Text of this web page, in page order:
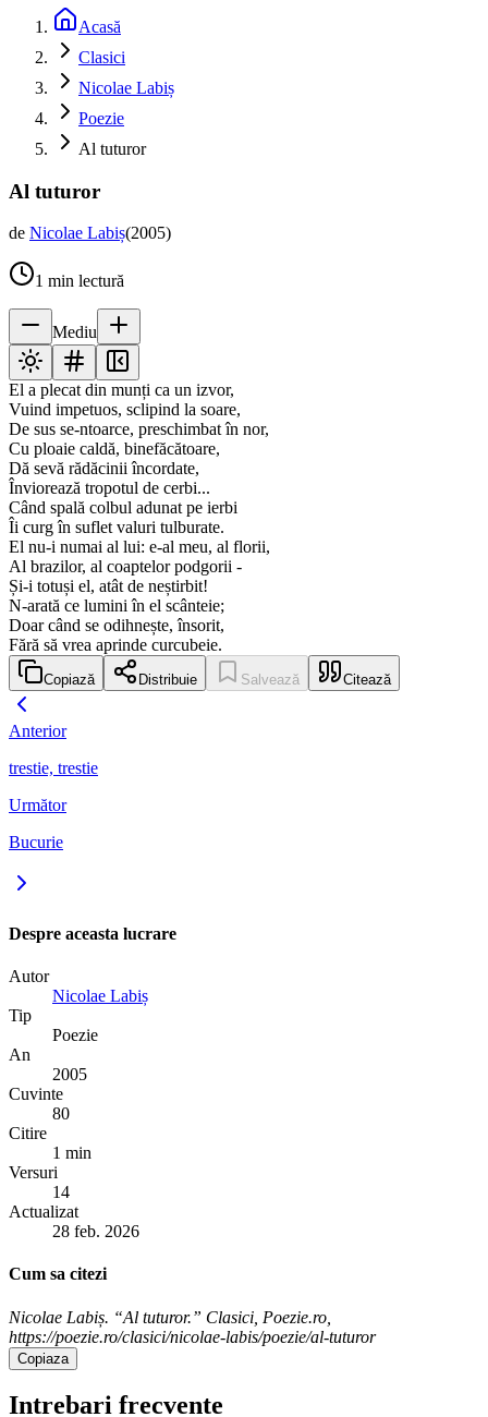
Acasă
Clasici
Nicolae Labiș
Poezie
Al tuturor
Al tuturor
de Nicolae Labiș(2005)
1 min lectură
Mediu
El a plecat din munți ca un izvor,
Vuind impetuos, sclipind la soare,
De sus se-ntoarce, preschimbat în nor,
Cu ploaie caldă, binefăcătoare,
Dă sevă rădăcinii încordate,
Înviorează tropotul de cerbi...
Când spală colbul adunat pe ierbi
Îi curg în suflet valuri tulburate.
El nu-i numai al lui: e-al meu, al florii,
Al brazilor, al coaptelor podgorii -
Și-i totuși el, atât de neștirbit!
N-arată ce lumini în el scânteie;
Doar când se odihnește, însorit,
Fără să vrea aprinde curcubeie.
Copiază Distribuie Salvează Citează
Anterior
trestie, trestie
Următor
Bucurie
Despre aceasta lucrare
Autor
Nicolae Labiș
Tip
Poezie
An
2005
Cuvinte
80
Citire
1 min
Versuri
14
Actualizat
28 feb. 2026
Cum sa citezi
Nicolae Labiș. “Al tuturor.” Clasici, Poezie.ro,
https://poezie.ro/clasici/nicolae-labis/poezie/al-tuturor
Copiaza
Intrebari frecvente